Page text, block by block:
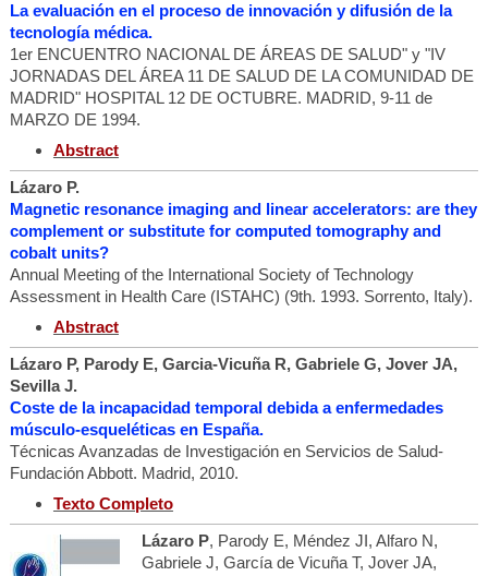
La evaluación en el proceso de innovación y difusión de la
tecnología médica.
1er ENCUENTRO NACIONAL DE ÁREAS DE SALUD" y "IV
JORNADAS DEL ÁREA 11 DE SALUD DE LA COMUNIDAD DE
MADRID" HOSPITAL 12 DE OCTUBRE. MADRID, 9-11 de
MARZO DE 1994.
Abstract
Lázaro P.
Magnetic resonance imaging and linear accelerators: are they
complement or substitute for computed tomography and
cobalt units?
Annual Meeting of the International Society of Technology
Assessment in Health Care (ISTAHC) (9th. 1993. Sorrento, Italy).
Abstract
Lázaro P, Parody E, Garcia-Vicuña R, Gabriele G, Jover JA,
Sevilla J.
Coste de la incapacidad temporal debida a enfermedades
músculo-esqueléticas en España.
Técnicas Avanzadas de Investigación en Servicios de Salud-
Fundación Abbott. Madrid, 2010.
Texto Completo
Lázaro P, Parody E, Méndez JI, Alfaro N,
Gabriele J, García de Vicuña T, Jover JA,